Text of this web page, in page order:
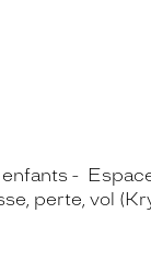
perte, vol